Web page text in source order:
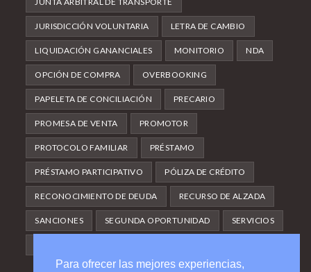
JURISDICCIÓN VOLUNTARIA LETRA DE CAMBIO
LIQUIDACIÓN GANANCIALES MONITORIO NDA
OPCIÓN DE COMPRA OVERBOOKING
PAPELETA DE CONCILIACIÓN PRECARIO
PROMESA DE VENTA PROMOTOR
PROTOCOLO FAMILIAR PRÉSTAMO
PRÉSTAMO PARTICIPATIVO PÓLIZA DE CRÉDITO
RECONOCIMIENTO DE DEUDA RECURSO DE ALZADA
SANCIONES SEGUNDA OPORTUNIDAD SERVICIOS
Para ofrecer las mejores experiencias,